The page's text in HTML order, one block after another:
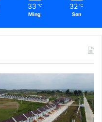
33 ℃
Ming
32 ℃
Sen